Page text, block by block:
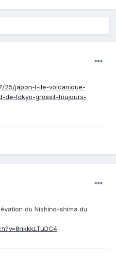
25/japon-l-ile-volcanique-
de-tokyo-grossit-toujours-
du Nishino-shima du